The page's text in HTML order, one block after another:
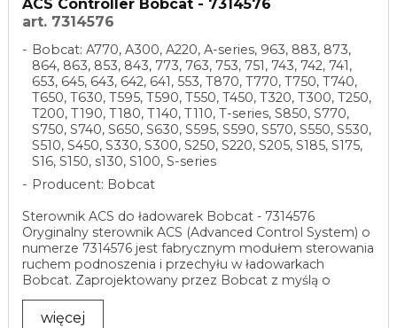
ACS Controller Bobcat - 7314576
art. 7314576
Bobcat: A770, A300, A220, A-series, 963, 883, 873,
864, 863, 853, 843, 773, 763, 753, 751, 743, 742, 741,
653, 645, 643, 642, 641, 553, T870, T770, T750, T740,
T650, T630, T595, T590, T550, T450, T320, T300, T250,
T200, T190, T180, T140, T110, T-series, S850, S770,
S750, S740, S650, S630, S595, S590, S570, S550, S530,
S510, S450, S330, S300, S250, S220, S205, S185, S175,
S16, S150, s130, S100, S-series
Producent: Bobcat
Sterownik ACS do ładowarek Bobcat - 7314576
Oryginalny sterownik ACS (Advanced Control System) o
numerze 7314576 jest fabrycznym modułem sterowania
ruchem podnoszenia i przechyłu w ładowarkach
Bobcat. Zaprojektowany przez Bobcat z myślą o
wysokiej ...
więcej